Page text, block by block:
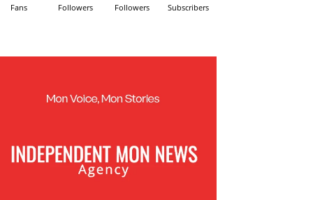
Fans Followers Followers Subscribers